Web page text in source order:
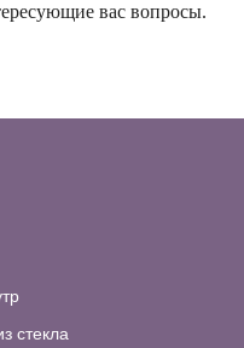
вас вопросы.
стекла